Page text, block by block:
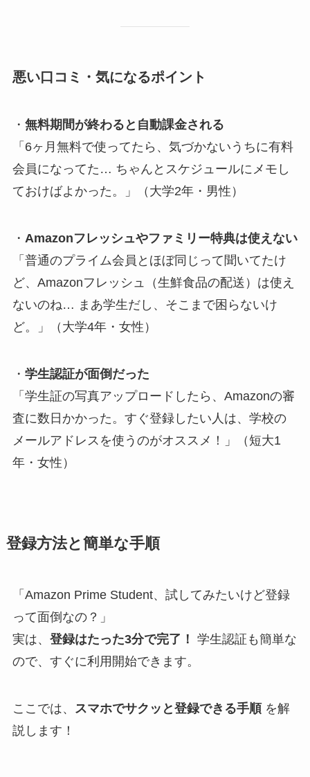
悪い口コミ・気になるポイント
・ 無料期間が終わると自動課金される
「6ヶ月無料で使ってたら、気づかないうちに有料
会員になってた… ちゃんとスケジュールにメモし
ておけばよかった。」（大学2年・男性）
・ Amazonフレッシュやファミリー特典は使えない
「普通のプライム会員とほぼ同じって聞いてたけ
ど、Amazonフレッシュ（生鮮食品の配送）は使え
ないのね… まあ学生だし、そこまで困らないけ
ど。」（大学4年・女性）
・ 学生認証が面倒だった
「学生証の写真アップロードしたら、Amazonの審
査に数日かかった。すぐ登録したい人は、学校の
メールアドレスを使うのがオススメ！」（短大1
年・女性）
登録方法と簡単な手順
「Amazon Prime Student、試してみたいけど登録
って面倒なの？」
実は、 登録はたった3分で完了！ 学生認証も簡単な
ので、すぐに利用開始できます。
ここでは、 スマホでサクッと登録できる手順を解
説します！